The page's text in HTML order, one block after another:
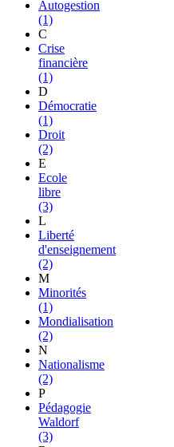
Autogestion
(1)
C
Crise
financière
(1)
D
Démocratie
(1)
Droit
(2)
E
Ecole
libre
(3)
L
Liberté
d'enseignement
(2)
M
Minorités
(1)
Mondialisation
(2)
N
Nationalisme
(2)
P
Pédagogie
Waldorf
(3)